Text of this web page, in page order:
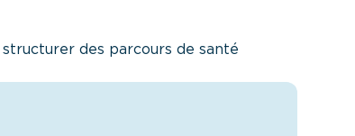
structurer des parcours de santé